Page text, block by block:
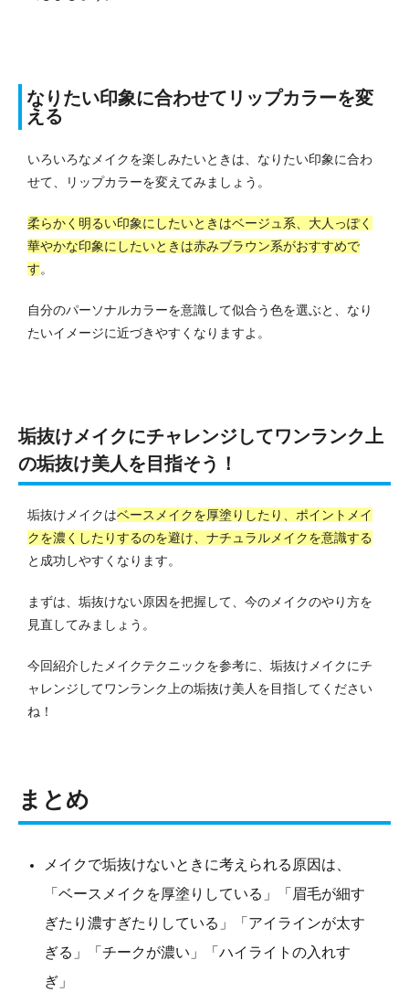
なりたい印象に合わせてリップカラーを変
える
いろいろなメイクを楽しみたいときは、なりたい印象に合わ
せて、リップカラーを変えてみましょう。
柔らかく明るい印象にしたいときはベージュ系、大人っぽく
華やかな印象にしたいときは赤みブラウン系がおすすめで
す。
自分のパーソナルカラーを意識して似合う色を選ぶと、なり
たいイメージに近づきやすくなりますよ。
垢抜けメイクにチャレンジしてワンランク上
の垢抜け美人を目指そう！
垢抜けメイクはベースメイクを厚塗りしたり、ポイントメイ
クを濃くしたりするのを避け、ナチュラルメイクを意識する
と成功しやすくなります。
まずは、垢抜けない原因を把握して、今のメイクのやり方を
見直してみましょう。
今回紹介したメイクテクニックを参考に、垢抜けメイクにチ
ャレンジしてワンランク上の垢抜け美人を目指してください
ね！
まとめ
メイクで垢抜けないときに考えられる原因は、
「ベースメイクを厚塗りしている」「眉毛が細す
ぎたり濃すぎたりしている」「アイラインが太す
ぎる」「チークが濃い」「ハイライトの入れす
ぎ」